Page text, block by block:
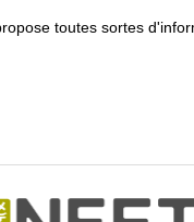
toutes sortes